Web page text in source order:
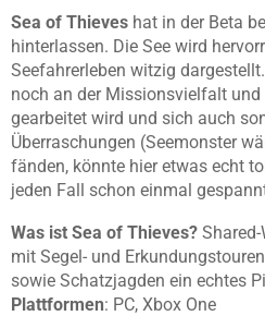
Sea of Thieves hat in der Beta
hinterlassen. Die See wird
Seefahrerleben witzig
noch an der Missionsvielfalt
gearbeitet wird und sich auch
Überraschungen (Seemonster
fänden, könnte hier etwas echt
jeden Fall schon einmal
Was ist Sea of Thieves?
mit Segel- und
sowie Schatzjagden ein echtes
Plattformen: PC, Xbox One